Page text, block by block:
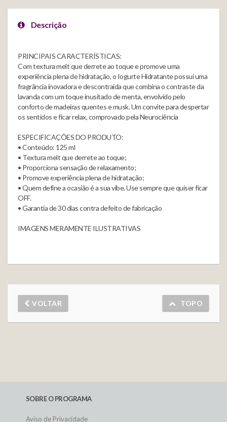
Descrição
PRINCIPAIS CARACTERÍSTICAS:
Com textura melt que derrete ao toque e promove uma
experiência plena de hidratação, o Iogurte Hidratante possui uma
fragrância inovadora e descontraída que combina o contraste da
lavanda com um toque inusitado de menta, envolvido pelo
conforto de madeiras quentes e musk. Um convite para despertar
os sentidos e ficar relax, comprovado pela Neurociência
ESPECIFICAÇÕES DO PRODUTO:
• Conteúdo: 125 ml
• Textura melt que derrete ao toque;
• Proporciona sensação de relaxamento;
• Promove experiência plena de hidratação;
• Quem define a ocasião é a sua vibe. Use sempre que quiser ficar
OFF.
• Garantia de 30 dias contra defeito de fabricação
IMAGENS MERAMENTE ILUSTRATIVAS
VOLTAR TOPO
SOBRE O PROGRAMA
Aviso de Privacidade